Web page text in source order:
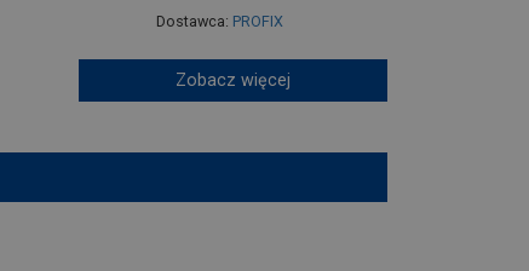
Dostawca: PROFIX
Zobacz więcej